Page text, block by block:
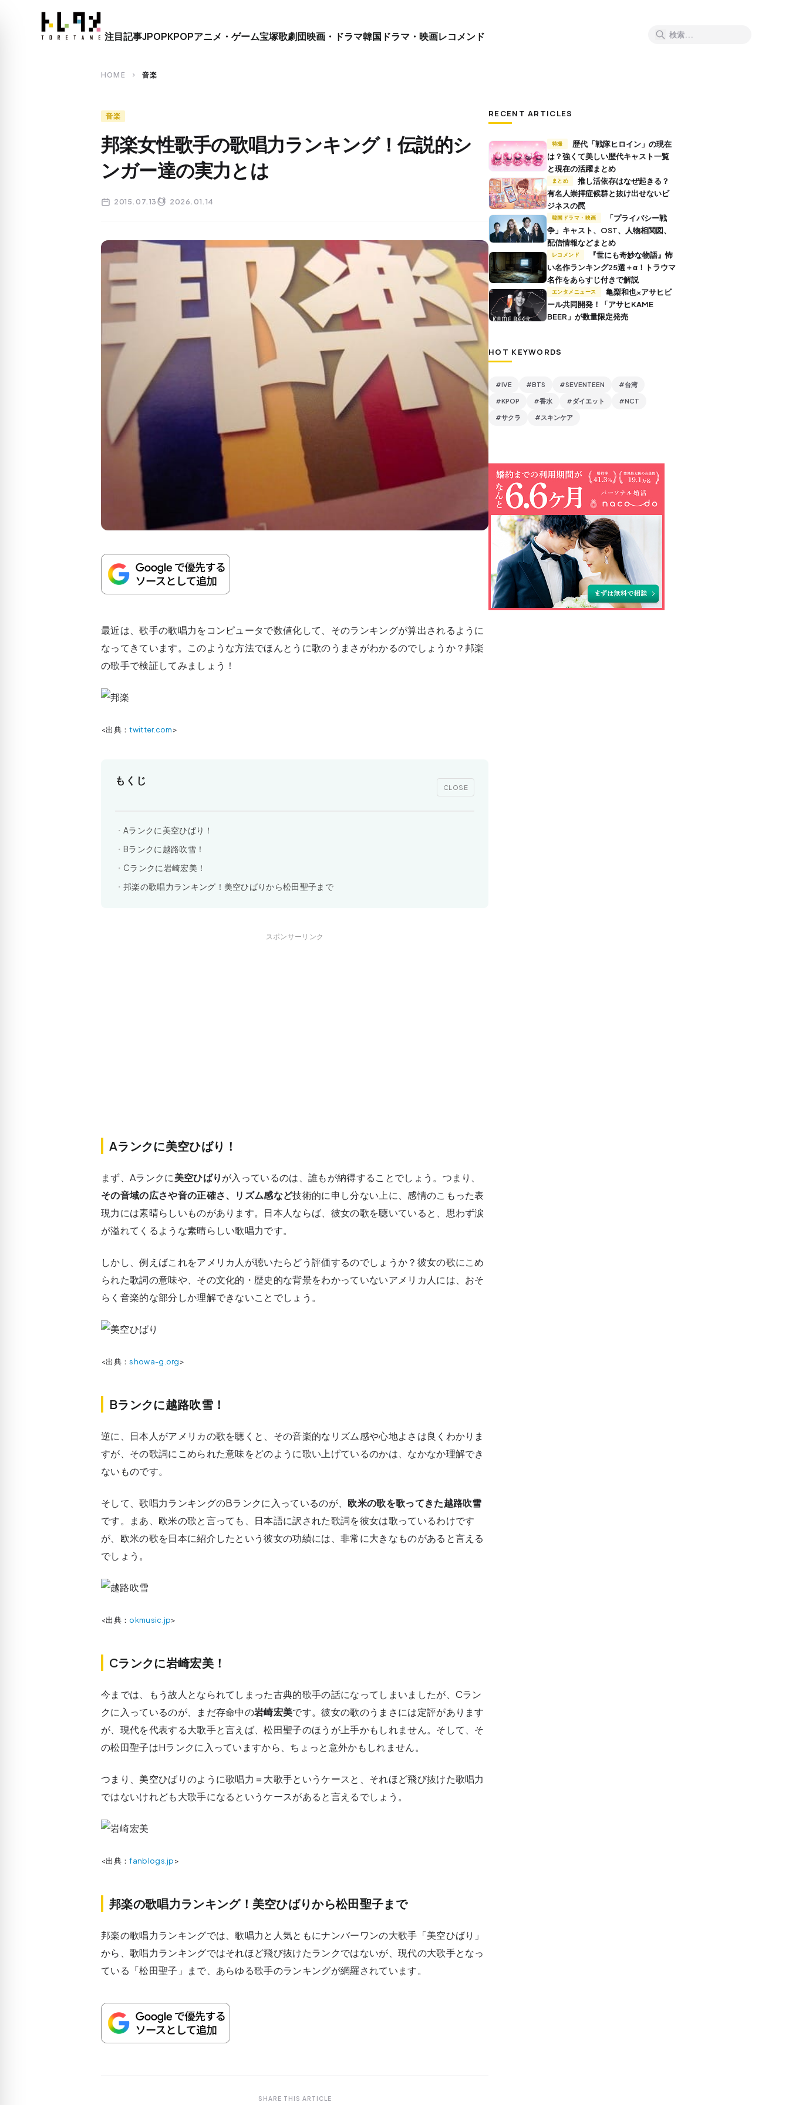
close
注目記事JPOPKPOPアニメ・ゲーム宝塚歌劇団映画・ドラマ韓国ドラマ・映画レコメンド
HOME chevron_right 音楽
音楽
邦楽女性歌手の歌唱力ランキング！伝説的シ
ンガー達の実力とは
2015.07.13 2026.01.14
最近は、歌手の歌唱力をコンピュータで数値化して、そのランキングが算出されるように
なってきています。このような方法でほんとうに歌のうまさがわかるのでしょうか？邦楽
の歌手で検証してみましょう！
<出典：twitter.com>
もくじ
CLOSE
Aランクに美空ひばり！
Bランクに越路吹雪！
Cランクに岩崎宏美！
邦楽の歌唱力ランキング！美空ひばりから松田聖子まで
スポンサーリンク
Aランクに美空ひばり！
まず、Aランクに美空ひばりが入っているのは、誰もが納得することでしょう。つまり、
その音域の広さや音の正確さ、リズム感など技術的に申し分ない上に、感情のこもった表
現力には素晴らしいものがあります。日本人ならば、彼女の歌を聴いていると、思わず涙
が溢れてくるような素晴らしい歌唱力です。
しかし、例えばこれをアメリカ人が聴いたらどう評価するのでしょうか？彼女の歌にこめ
られた歌詞の意味や、その文化的・歴史的な背景をわかっていないアメリカ人には、おそ
らく音楽的な部分しか理解できないことでしょう。
<出典：showa-g.org>
Bランクに越路吹雪！
逆に、日本人がアメリカの歌を聴くと、その音楽的なリズム感や心地よさは良くわかりま
すが、その歌詞にこめられた意味をどのように歌い上げているのかは、なかなか理解でき
ないものです。
そして、歌唱力ランキングのBランクに入っているのが、 欧米の歌を歌ってきた越路吹雪
です。まあ、欧米の歌と言っても、日本語に訳された歌詞を彼女は歌っているわけです
が、欧米の歌を日本に紹介したという彼女の功績には、非常に大きなものがあると言える
でしょう。
<出典： okmusic.jp>
Cランクに岩崎宏美！
今までは、もう故人となられてしまった古典的歌手の話になってしまいましたが、Cラン
クに入っているのが、まだ存命中の岩崎宏美です。彼女の歌のうまさには定評があります
が、現代を代表する大歌手と言えば、松田聖子のほうが上手かもしれません。そして、そ
の松田聖子はHランクに入っていますから、ちょっと意外かもしれません。
つまり、美空ひばりのように歌唱力＝大歌手というケースと、それほど飛び抜けた歌唱力
ではないけれども大歌手になるというケースがあると言えるでしょう。
<出典：fanblogs.jp>
邦楽の歌唱力ランキング！美空ひばりから松田聖子まで
邦楽の歌唱力ランキングでは、歌唱力と人気ともにナンバーワンの大歌手「美空ひばり」
から、歌唱力ランキングではそれほど飛び抜けたランクではないが、現代の大歌手となっ
ている「松田聖子」まで、あらゆる歌手のランキングが網羅されています。
SHARE THIS ARTICLE
RECENT ARTICLES
特撮
は？強くて美しい歴代キャスト一覧
と現在の活躍まとめ
まとめ
推し活依存はなぜ起きる？
有名人崇拝症候群と抜け出せないビ
ジネスの罠
韓国ドラマ・映画
争」キャスト、OST、人物相関図、
配信情報などまとめ
レコメンド
い名作ランキング25選＋α！トラウマ
名作をあらすじ付きで解説
エンタメニュース
ール共同開発！「アサヒKAME
BEER」が数量限定発売
HOT KEYWORDS
#IVE #BTS #SEVENTEEN #台湾
#KPOP #香水 #ダイエット #NCT
#サクラ #スキンケア